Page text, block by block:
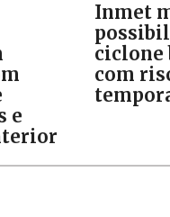
e
Inmet
ciclone
com